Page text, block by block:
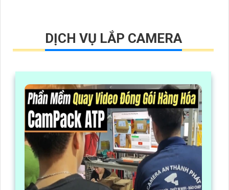
DỊCH VỤ LẮP CAMERA